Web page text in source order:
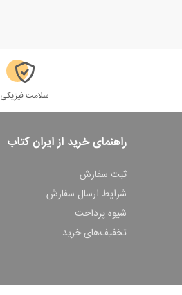
سلامت فیزیکی
راهنمای خرید از ایران کتاب
ثبت سفارش
شرایط ارسال سفارش
شیوه پرداخت
تخفیف‌های خرید